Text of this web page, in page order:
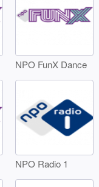
NPO FunX Dance
NPO Radio 1